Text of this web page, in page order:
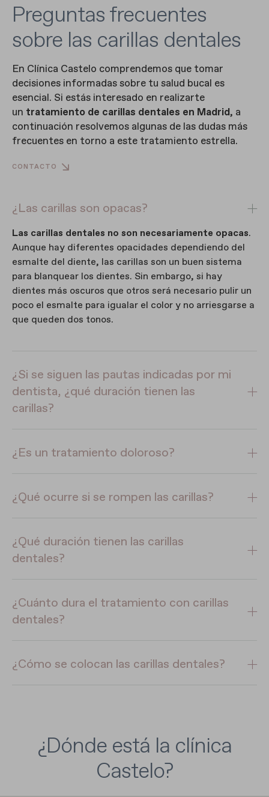
Preguntas frecuentes
sobre las carillas dentales
En Clínica Castelo comprendemos que tomar
decisiones informadas sobre tu salud bucal es
esencial. Si estás interesado en realizarte
un tratamiento de carillas dentales en Madrid, a
continuación resolvemos algunas de las dudas más
frecuentes en torno a este tratamiento estrella.
CONTACTO
¿Las carillas son opacas?
Las carillas dentales no son necesariamente opacas.
Aunque hay diferentes opacidades dependiendo del
esmalte del diente, las carillas son un buen sistema
para blanquear los dientes. Sin embargo, si hay
dientes más oscuros que otros será necesario pulir un
poco el esmalte para igualar el color y no arriesgarse a
que queden dos tonos.
¿Si se siguen las pautas indicadas por mi
dentista, ¿qué duración tienen las
carillas?
¿Es un tratamiento doloroso?
¿Qué ocurre si se rompen las carillas?
¿Qué duración tienen las carillas
dentales?
¿Cuánto dura el tratamiento con carillas
dentales?
¿Cómo se colocan las carillas dentales?
¿Dónde está la clínica
Castelo?